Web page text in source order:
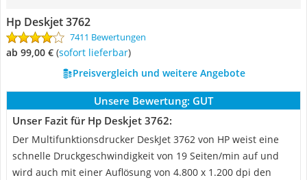
Hp Deskjet 3762
7411 Bewertungen
ab 99,00 € ( Sofort lieferbar)
Preisvergleich und weitere Angebote
Unsere Bewertung: GUT
Unser Fazit für Hp Deskjet 3762:
Der Multifunktionsdrucker DeskJet 3762 von HP weist eine
schnelle Druckgeschwindigkeit von 19 Seiten/min auf und
wird auch mit einer Auflösung von 4.800 x 1.200 dpi den